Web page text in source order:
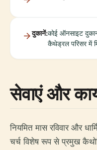
दुकानें:कोई ऑनसाइट दुकान
कैथेड्रल परिसर में
सेवाएं और
नियमित मास रविवार और
चर्च विशेष रूप से प्रमुख